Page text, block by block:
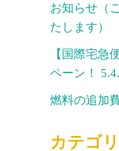
お知らせ（
たします）
【国際宅急
ペーン！
燃料の追加
カテゴ